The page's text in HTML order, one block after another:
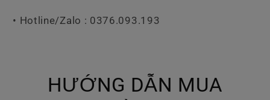
• Hotline/Zalo : 0376.093.193
HƯỚNG DẪN MUA